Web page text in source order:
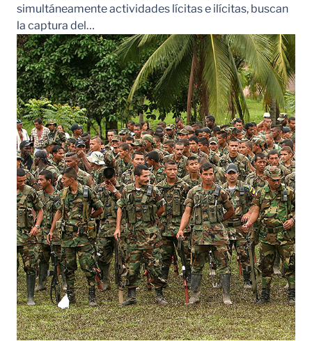
simultáneamente actividades lícitas e ilícitas, buscan
la captura del…